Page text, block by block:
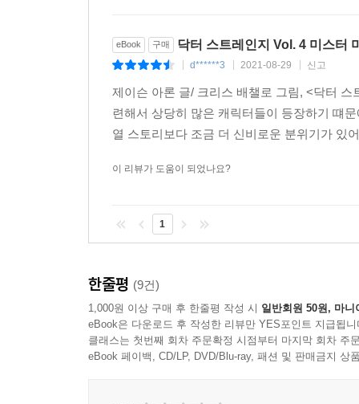
eBook 구매 닥터 스트레인지 Vol. 4 미스터
d******3 2021-08-29 신고
제이슨 아론 글/ 크리스 배챌로 그림, <닥터
련해서 상당히 많은 캐릭터들이 등장하기 떄
열 스토리보다 조금 더 신비로운 분위기가 있
이 리뷰가 도움이 되었나요?
1
한줄평 (9건)
1,000원 이상 구매 후 한줄평 작성 시 일반회원 50원, 마니
eBook은 다운로드 후 작성한 리뷰만 YES포인트 지급됩니
클래스는 첫번째 회차 주문확정 시점부터 마지막 회차 주
eBook 페이백, CD/LP, DVD/Blu-ray, 패션 및 판매금지 상